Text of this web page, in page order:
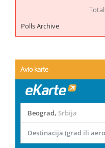
Polls Archive
Avio karte
Beograd, Srbija
Destinacija (grad ili